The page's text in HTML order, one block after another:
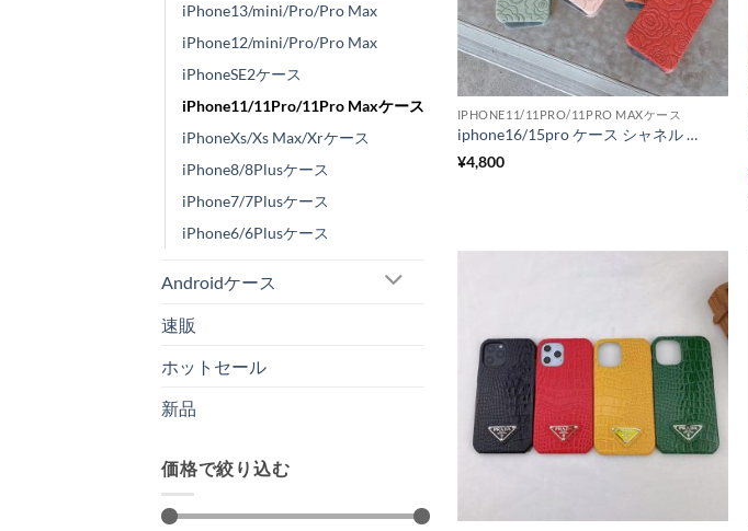
iPhone13/mini/Pro/Pro Max
iPhone12/mini/Pro/Pro Max
iPhoneSE2ケース
iPhone11/11Pro/11Pro Maxケース
iPhoneXs/Xs Max/Xrケース
iPhone8/8Plusケース
iPhone7/7Plusケース
iPhone6/6Plusケース
Androidケース
速販
ホットセール
新品
価格で絞り込む
IPHONE11/11PRO/11PRO MAXケース
iphone16/15pro ケース シャネル パロディ iphone14pro max/14pro 携帯ケース chanel カメリア アイフォン13/12 カバー 大人女子 型押し iphone13pro ケース 可愛い プレゼント
¥4,800